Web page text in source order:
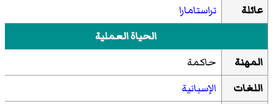
عائلة
تراستامارا
الحياة العملية
المهنة
حاكمة
اللغات
الإسبانية